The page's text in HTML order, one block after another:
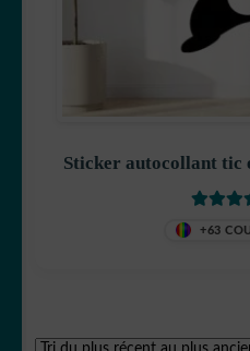
One Peace
Sticker autocollant tic
+63